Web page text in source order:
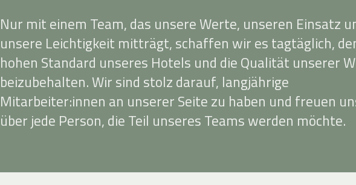
Nur mit einem Team, das unsere Werte, unseren Einsatz
unsere Leichtigkeit mitträgt, schaffen wir es tagtäglich,
hohen Standard unseres Hotels und die Qualität unserer
beizubehalten. Wir sind stolz darauf, langjährige
Mitarbeiter:innen an unserer Seite zu haben und freuen
über jede Person, die Teil unseres Teams werden möchte.